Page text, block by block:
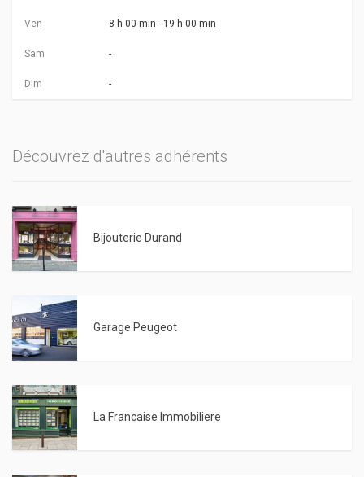
Ven 8 h 00 min - 19 h 00 min
Sam -
Dim -
Découvrez d'autres adhérents
Bijouterie Durand
Garage Peugeot
La Francaise Immobiliere